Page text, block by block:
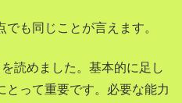
も同じことが言えます。
読めました。基本的に足し
とって重要です。必要な能力